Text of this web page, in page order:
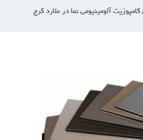
آلومینیومی نما در ملارد کرج